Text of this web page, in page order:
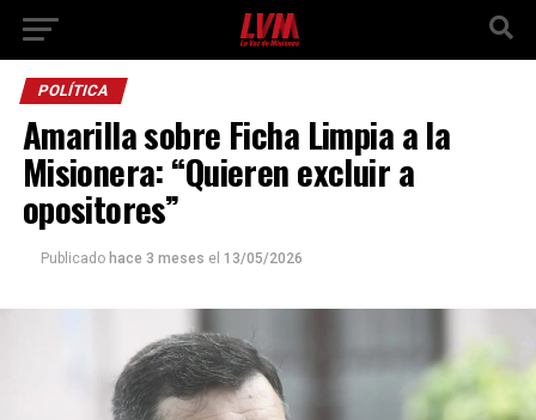
POLÍTICA
Amarilla sobre Ficha Limpia a la
Misionera: “Quieren excluir a
opositores”
Publicado hace 3 meses el 13/05/2026